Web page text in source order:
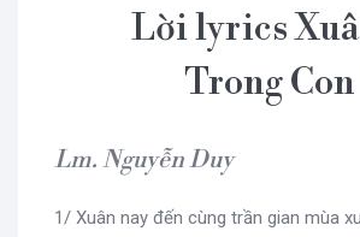
Lời lyrics
Trong Con
Lm. Nguyễn Duy
1/ Xuân nay đến cùng trần gian mùa